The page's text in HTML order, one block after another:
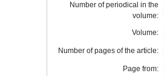
Number of periodical in the
volume:
Volume:
Number of pages of the article:
Page from: